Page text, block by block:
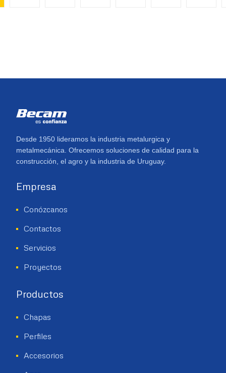
Desde 1950 lideramos la industria metalurgica y
metalmecánica. Ofrecemos soluciones de calidad para la
construcción, el agro y la industria de Uruguay.
Empresa
Conózcanos
Contactos
Servicios
Proyectos
Productos
Chapas
Perfiles
Accesorios